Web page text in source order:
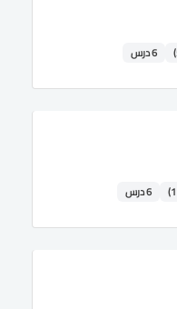
6 درس
6 درس